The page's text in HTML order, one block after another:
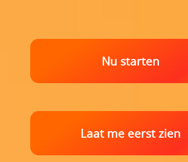
Nu starten
Laat me eerst zien